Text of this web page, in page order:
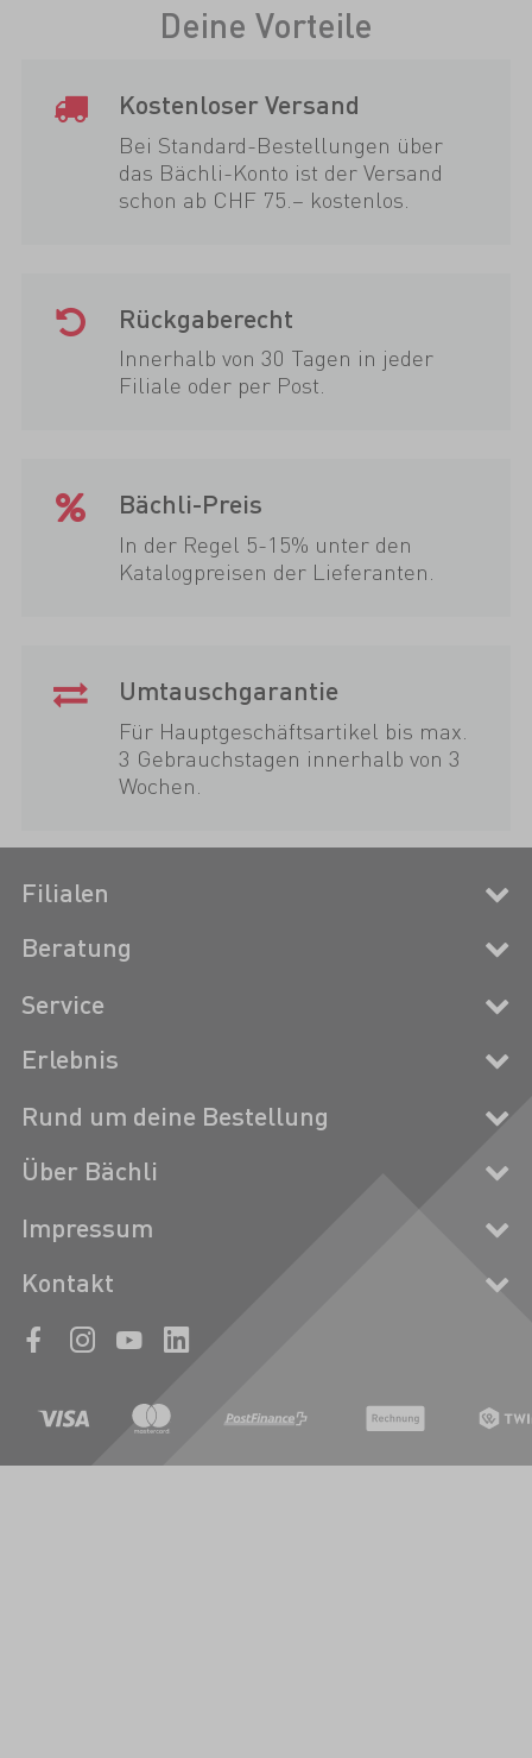
Deine Vorteile
Kostenloser Versand
Bei Standard-Bestellungen über
das Bächli-Konto ist der Versand
schon ab CHF 75.– kostenlos.
Rückgaberecht
Innerhalb von 30 Tagen in jeder
Filiale oder per Post.
Bächli-Preis
In der Regel 5-15% unter den
Katalogpreisen der Lieferanten.
Umtauschgarantie
Für Hauptgeschäftsartikel bis max.
3 Gebrauchstagen innerhalb von 3
Wochen.
Filialen
Beratung
Service
Erlebnis
Rund um deine Bestellung
Über Bächli
Impressum
Kontakt